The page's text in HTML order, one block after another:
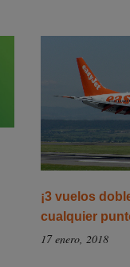
¡3 vuelos
cualquier
17 enero, 2018